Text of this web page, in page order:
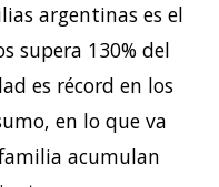
argentinas es el
supera 130% del
es récord en los
en lo que va
acumulan